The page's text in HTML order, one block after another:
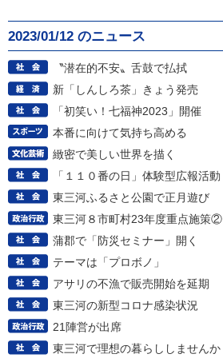
2023/01/12 のニュース
〝潜在的不安〟舌鼓で払拭
新「しんしろ茶」きょう発売
「初笑い！七福神2023」開催
本番に向けて気持ち高める
緻密で美しい世界を描く
「１１０番の日」体験型広報活動
東三河ふるさと公園で正月遊び
東三河８市町村23年度重点施策②
蒲郡で「防災セミナー」開く
テーマは「プロボノ」
アサリの不漁で販売開始を延期
東三河の新型コロナ感染状況
21陣営が出席
東三河で理想の暮らししませんか